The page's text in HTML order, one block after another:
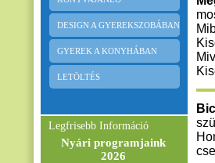
DESIGN A GYEREKSZOBÁBAN
GYEREK A KONYHÁBAN
LETÖLTÉS
Legfrisebb Információ
Nyári programjaink
2026